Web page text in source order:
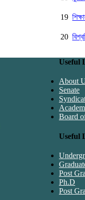
19
20
Useful
About
Senate
Board
Useful
Post
Ph.D
Post